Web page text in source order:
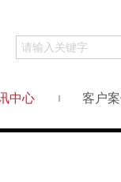
中心 客户案